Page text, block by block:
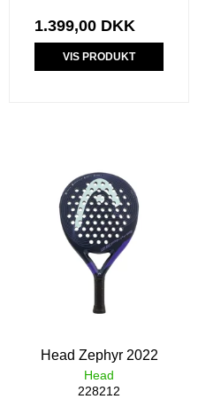
1.399,00 DKK
VIS PRODUKT
Head Zephyr 2022
Head
228212